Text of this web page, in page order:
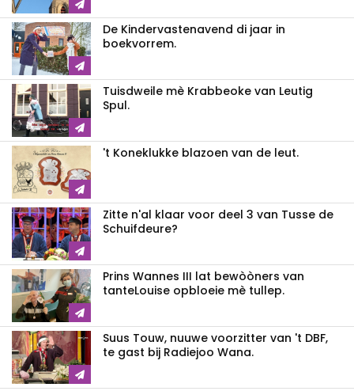
De Kindervastenavend di jaar in
boekvorrem.
Tuisdweile mè Krabbeoke van Leutig
Spul.
't Koneklukke blazoen van de leut.
Zitte n'al klaar voor deel 3 van Tusse de
Schuifdeure?
Prins Wannes III lat bewòòners van
tanteLouise opbloeie mè tullep.
Suus Touw, nuuwe voorzitter van 't DBF,
te gast bij Radiejoo Wana.